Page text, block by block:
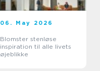
06. May 2026
Blomster stenløse
inspiration til alle livets
øjeblikke